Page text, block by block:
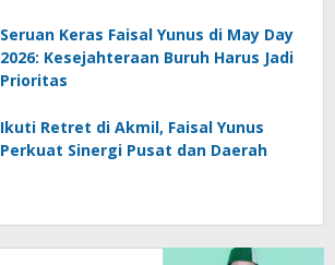
Seruan Keras Faisal Yunus di May Day
2026: Kesejahteraan Buruh Harus Jadi
Prioritas
Ikuti Retret di Akmil, Faisal Yunus
Perkuat Sinergi Pusat dan Daerah